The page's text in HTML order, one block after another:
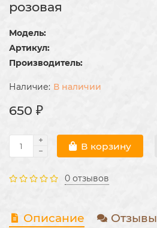
розовая
Модель:
Артикул:
Производитель:
В наличии
650 ₽
В корзину
0 отзывов
Описание Отзывы